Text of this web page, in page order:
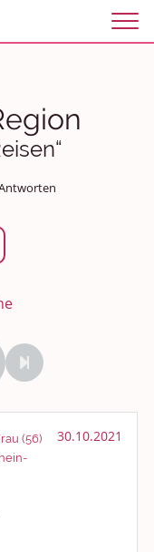
(56)
30.10.2021